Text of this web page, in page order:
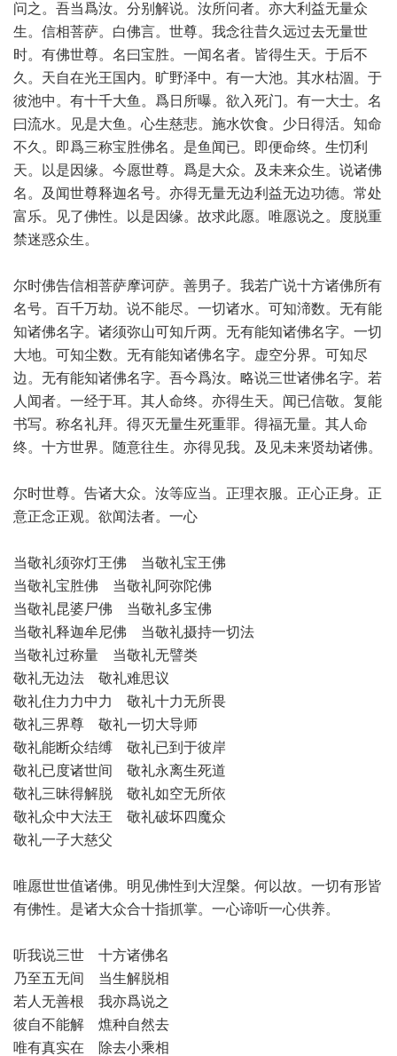
问之。吾当爲汝。分别解说。汝所问者。亦大利益无量众
生。信相菩萨。白佛言。世尊。我念往昔久远过去无量世
时。有佛世尊。名曰宝胜。一闻名者。皆得生天。于后不
久。天自在光王国内。旷野泽中。有一大池。其水枯涸。于
彼池中。有十千大鱼。爲日所曝。欲入死门。有一大士。名
曰流水。见是大鱼。心生慈悲。施水饮食。少日得活。知命
不久。即爲三称宝胜佛名。是鱼闻已。即便命终。生忉利
天。以是因缘。今愿世尊。爲是大众。及未来众生。说诸佛
名。及闻世尊释迦名号。亦得无量无边利益无边功德。常处
富乐。见了佛性。以是因缘。故求此愿。唯愿说之。度脱重
禁迷惑众生。
尔时佛告信相菩萨摩诃萨。善男子。我若广说十方诸佛所有
名号。百千万劫。说不能尽。一切诸水。可知渧数。无有能
知诸佛名字。诸须弥山可知斤两。无有能知诸佛名字。一切
大地。可知尘数。无有能知诸佛名字。虚空分界。可知尽
边。无有能知诸佛名字。吾今爲汝。略说三世诸佛名字。若
人闻者。一经于耳。其人命终。亦得生天。闻已信敬。复能
书写。称名礼拜。得灭无量生死重罪。得福无量。其人命
终。十方世界。随意往生。亦得见我。及见未来贤劫诸佛。
尔时世尊。告诸大众。汝等应当。正理衣服。正心正身。正
意正念正观。欲闻法者。一心
当敬礼须弥灯王佛 当敬礼宝王佛
当敬礼宝胜佛 当敬礼阿弥陀佛
当敬礼昆婆尸佛 当敬礼多宝佛
当敬礼释迦牟尼佛 当敬礼摄持一切法
当敬礼过称量 当敬礼无譬类
敬礼无边法 敬礼难思议
敬礼住力力中力 敬礼十力无所畏
敬礼三界尊 敬礼一切大导师
敬礼能断众结缚 敬礼已到于彼岸
敬礼已度诸世间 敬礼永离生死道
敬礼三昧得解脱 敬礼如空无所依
敬礼众中大法王 敬礼破坏四魔众
敬礼一子大慈父
唯愿世世值诸佛。明见佛性到大涅槃。何以故。一切有形皆
有佛性。是诸大众合十指抓掌。一心谛听一心供养。
听我说三世 十方诸佛名
乃至五无间 当生解脱相
若人无善根 我亦爲说之
彼自不能解 燋种自然去
唯有真实在 除去小乘相